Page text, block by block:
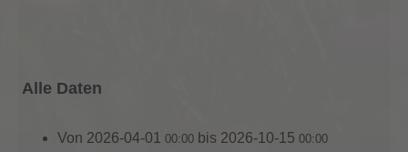
Alle Daten
Von 2026-04-01 00:00 bis 2026-10-15 00:00